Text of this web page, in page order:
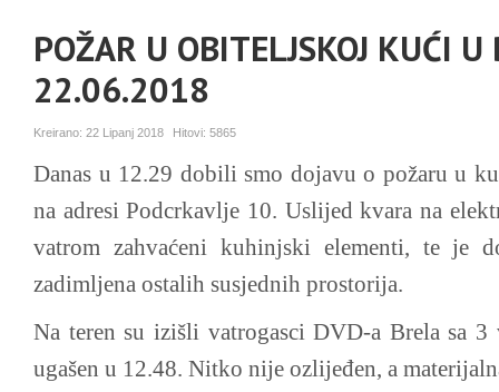
POŽAR U OBITELJSKOJ KUĆI
22.06.2018
Kreirano: 22 Lipanj 2018 Hitovi: 5865
Danas u 12.29 dobili smo dojavu o požaru u
na adresi Podcrkavlje 10. Uslijed kvara na
vatrom zahvaćeni kuhinjski elementi, te je
zadimljena ostalih susjednih prostorija.
Na teren su izišli vatrogasci DVD-a Brela sa 3
ugašen u 12.48. Nitko nije ozlijeđen, a